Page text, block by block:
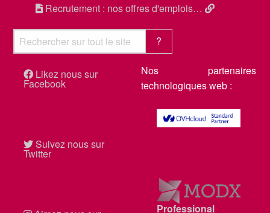
Recrutement : nos offres d'emplois…
Likez nous sur
Facebook
Suivez nous sur
Twitter
Nos partenaires
technologiques web :
MODX
Professional